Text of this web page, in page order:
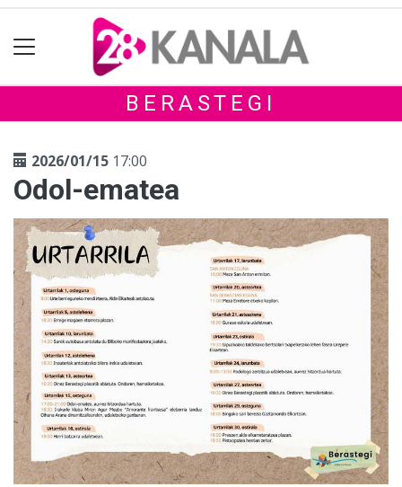
BERASTEGI
2026/01/15 17:00
Odol-ematea